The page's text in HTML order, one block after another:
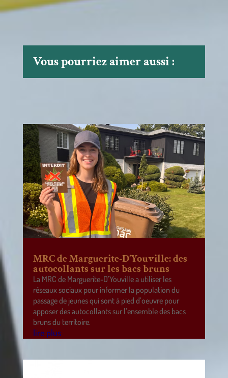
Vous pourriez aimer aussi :
MRC de Marguerite-D’Youville: des
autocollants sur les bacs bruns
La MRC de Marguerite-D’Youville a utiliser les
réseaux sociaux pour informer la population du
passage de jeunes qui sont à pied d’oeuvre pour
apposer des autocollants sur l’ensemble des bacs
bruns du territoire.
lire plus